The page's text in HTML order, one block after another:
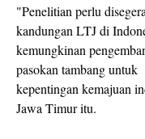
"Penelitian perlu
kandungan LTJ di
kemungkinan
pasokan tambang untuk
kepentingan kemajuan
Jawa Timur itu.